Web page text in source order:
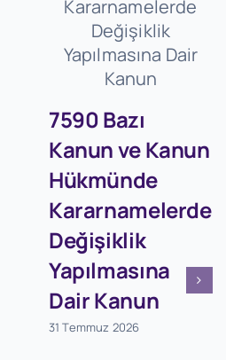
7590 Bazı
Kanun ve Kanun
Hükmünde
Kararnamelerde
Değişiklik
Yapılmasına
Dair Kanun
31 Temmuz 2026